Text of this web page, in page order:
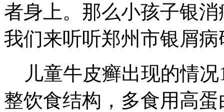
者身上。那么小孩子银
我们来听听郑州市银屑
儿童牛皮癣出现的情况
整饮食结构，多食用高